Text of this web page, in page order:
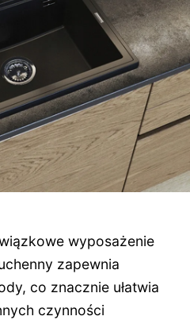
wyposażenie
zapewnia
co znacznie ułatwia
czynności